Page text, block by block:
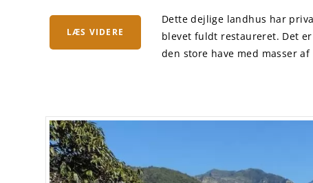
LÆS VIDERE
Dette dejlige landhus har
blevet fuldt restaureret. Det
den store have med masser